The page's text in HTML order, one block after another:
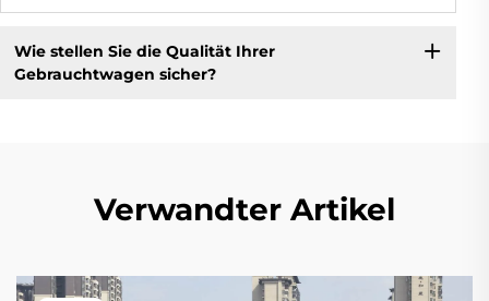
Wie stellen Sie die Qualität Ihrer
Gebrauchtwagen sicher?
Verwandter Artikel